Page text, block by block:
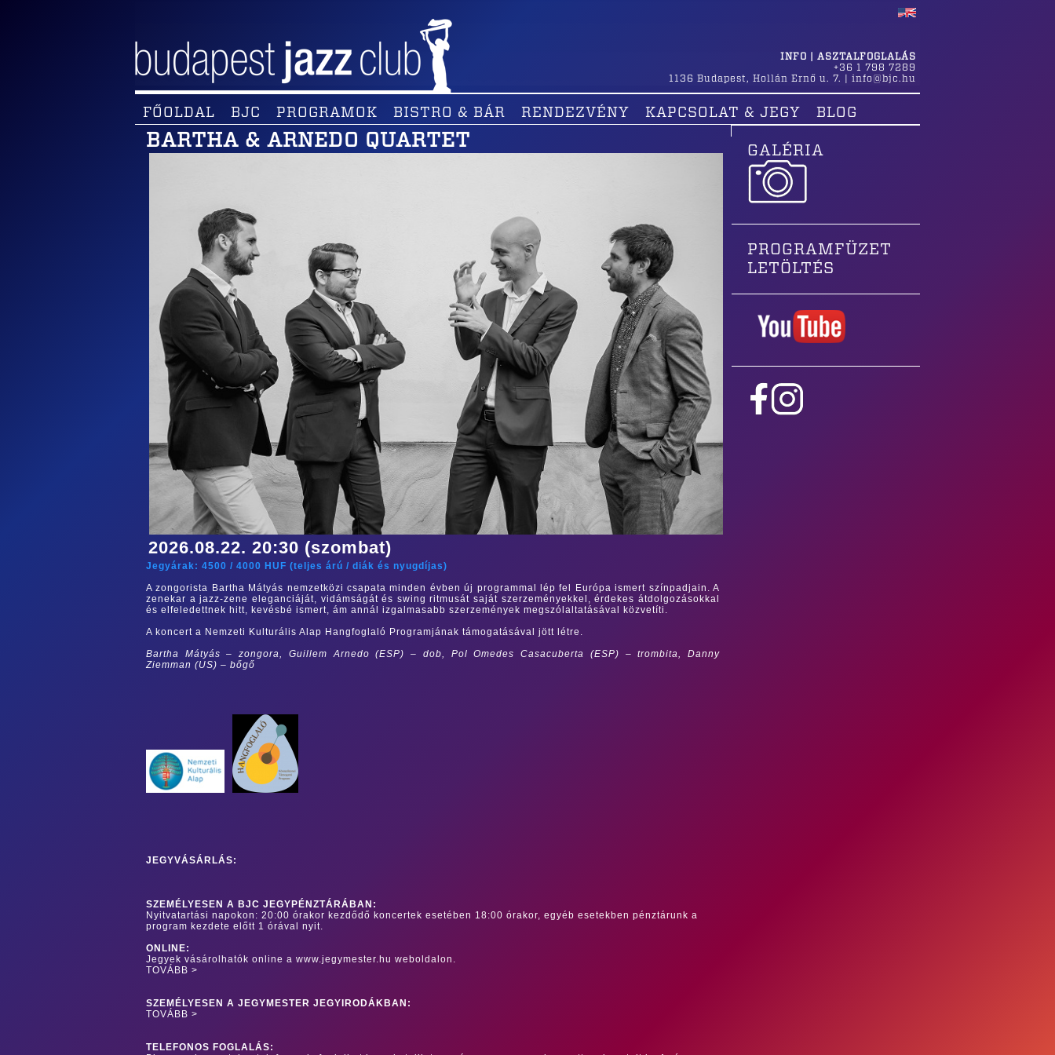
INFO | ASZTALFOGLALÁS
+36 1 798 7289
1136 Budapest , Hollán Ernő u. 7. info@bjc.hu
FŐOLDAL BJC PROGRAMOK BISTRO & BÁR RENDEZVÉNY KAPCSOLAT & JEGY BLOG
BARTHA & ARNEDO QUARTET
2026.08.22. 20:30 (szombat)
Jegyárak: 4500 / 4000 HUF (teljes árú / diák és nyugdíjas)
A zongorista Bartha Mátyás nemzetközi csapata minden évben új programmal lép fel Európa ismert színpadjain. A
zenekar a jazz-zene eleganciáját, vidámságát és swing ritmusát saját szerzeményekkel, érdekes átdolgozásokkal
és elfeledettnek hitt, kevésbé ismert, ám annál izgalmasabb szerzemények megszólaltatásával közvetíti.
A koncert a Nemzeti Kulturális Alap Hangfoglaló Programjának támogatásával jött létre.
Bartha Mátyás – zongora, Guillem Arnedo (ESP) – dob, Pol Omedes Casacuberta (ESP) – trombita, Danny
Ziemman (US) – bőgő
JEGYVÁSÁRLÁS:
SZEMÉLYESEN A BJC JEGYPÉNZTÁRÁBAN:
Nyitvatartási napokon: 20:00 órakor kezdődő koncertek esetében 18:00 órakor, egyéb esetekben pénztárunk a
program kezdete előtt 1 órával nyit.
ONLINE:
Jegyek vásárolhatók online a www.jegymester.hu weboldalon.
TOVÁBB >
SZEMÉLYESEN A JEGYMESTER JEGYIRODÁKBAN:
TOVÁBB >
TELEFONOS FOGLALÁS:
GALÉRIA
PROGRAMFÜZET
LETÖLTÉS